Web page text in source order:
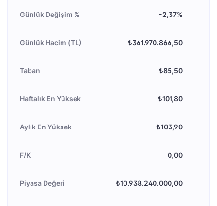
Günlük Değişim % -2,37%
Günlük Hacim (TL) ₺361.970.866,50
Taban ₺85,50
Haftalık En Yüksek ₺101,80
Aylık En Yüksek ₺103,90
F/K 0,00
Piyasa Değeri ₺10.938.240.000,00